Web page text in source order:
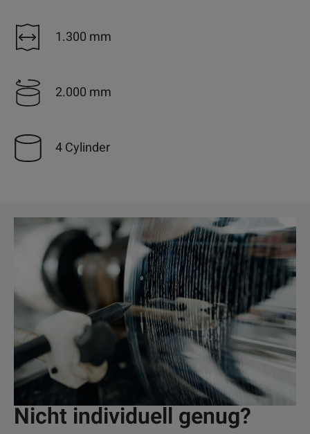
1.300 mm
2.000 mm
4 Cylinder
Nicht individuell genug?